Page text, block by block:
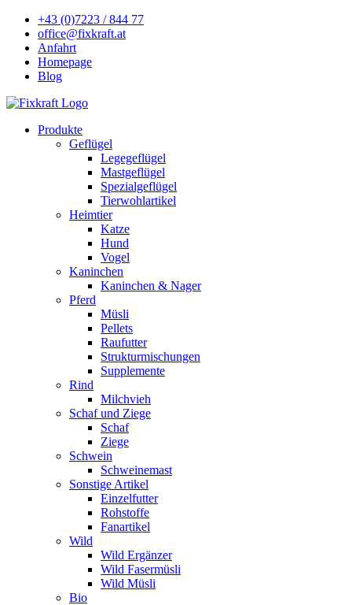
+43 (0)7223 / 844 77
office@fixkraft.at
Anfahrt
Homepage
Blog
Produkte
Geflügel
Legegeflügel
Mastgeflügel
Spezialgeflügel
Tierwohlartikel
Heimtier
Katze
Hund
Vogel
Kaninchen
Kaninchen & Nager
Pferd
Müsli
Pellets
Raufutter
Strukturmischungen
Supplemente
Rind
Milchvieh
Schaf und Ziege
Schaf
Ziege
Schwein
Schweinemast
Sonstige Artikel
Einzelfutter
Rohstoffe
Fanartikel
Wild
Wild Ergänzer
Wild Fasermüsli
Wild Müsli
Bio